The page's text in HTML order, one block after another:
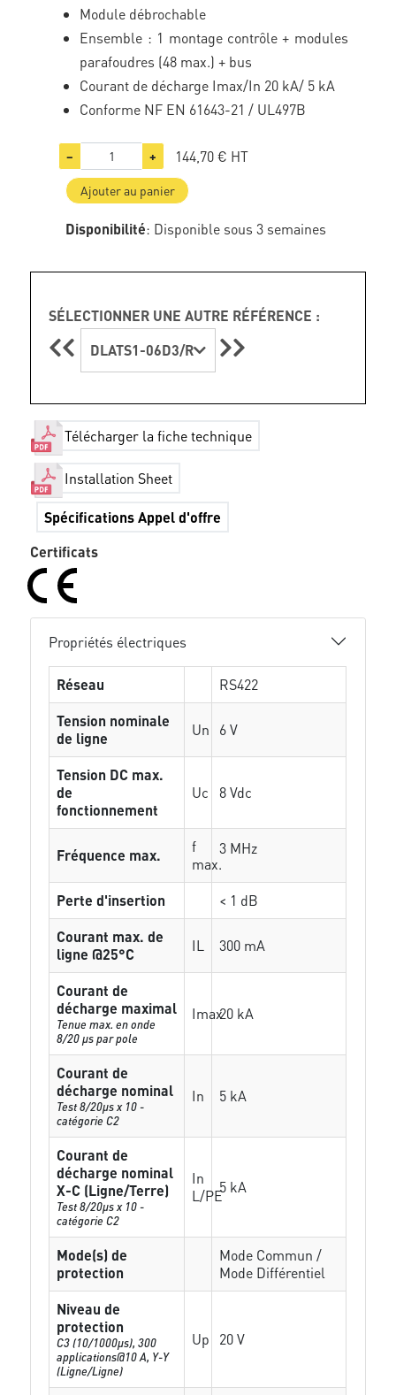
Module débrochable
Ensemble : 1 montage contrôle + modules
parafoudres (48 max.) + bus
Courant de décharge Imax/In 20 kA/ 5 kA
Conforme NF EN 61643-21 / UL497B
− + 144,70 € HT
Ajouter au panier
Disponibilité: Disponible sous 3 semaines
SÉLECTIONNER UNE AUTRE RÉFÉRENCE :
DLATS1-06D3/R
Télécharger la fiche technique
Installation Sheet
Spécifications Appel d'offre
Certificats
Propriétés électriques
Réseau
RS422
Tension nominale
de ligne
Un 6 V
Tension DC max.
de
fonctionnement
Uc 8 Vdc
Fréquence max.
f
max.
3 MHz
Perte d'insertion
< 1 dB
Courant max. de
ligne @25°C
IL 300 mA
Courant de
décharge maximal
Tenue max. en onde
8/20 µs par pole
Imax20 kA
Courant de
décharge nominal
Test 8/20µs x 10 -
catégorie C2
In 5 kA
Courant de
décharge nominal
X-C (Ligne/Terre)
Test 8/20µs x 10 -
catégorie C2
In
L/PE5 kA
Mode(s) de
protection
Mode Commun /
Mode Différentiel
Niveau de
protection
C3 (10/1000μs), 300
applications@10 A, Y-Y
(Ligne/Ligne)
Up 20 V